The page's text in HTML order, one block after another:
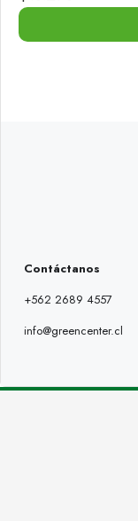
Contáctanos
+562 2689 4557
info@greencenter.cl